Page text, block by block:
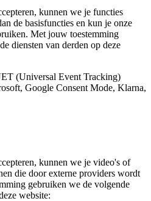
kunnen we je functies
de basisfuncties en kun je onze
Met jouw toestemming
diensten van derden op deze
(Universal Event Tracking)
Google Consent Mode, Klarna,
kunnen we je video's of
die door externe providers wordt
gebruiken we de volgende
website: